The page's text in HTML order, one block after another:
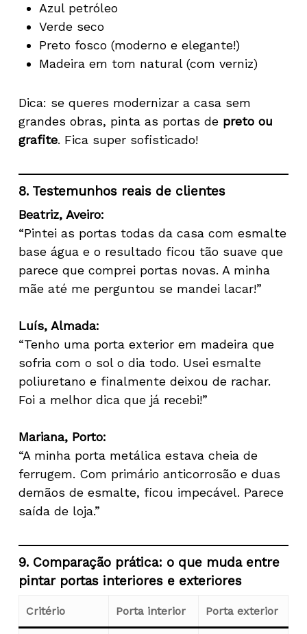
Nenhum produto no carrinho.
Azul petróleo
Verde seco
Preto fosco (moderno e elegante!)
Madeira em tom natural (com verniz)
Dica: se queres modernizar a casa sem
grandes obras, pinta as portas de preto ou
grafite. Fica super sofisticado!
8. Testemunhos reais de clientes
Beatriz, Aveiro:
“Pintei as portas todas da casa com esmalte
base água e o resultado ficou tão suave que
parece que comprei portas novas. A minha
mãe até me perguntou se mandei lacar!”
Luís, Almada:
“Tenho uma porta exterior em madeira que
sofria com o sol o dia todo. Usei esmalte
poliuretano e finalmente deixou de rachar.
Foi a melhor dica que já recebi!”
Mariana, Porto:
“A minha porta metálica estava cheia de
ferrugem. Com primário anticorrosão e duas
demãos de esmalte, ficou impecável. Parece
saída de loja.”
9. Comparação prática: o que muda entre
pintar portas interiores e exteriores
Critério Porta interior Porta exterior